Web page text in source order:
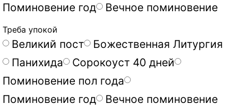
Поминовение год
Вечное поминовение
Треба упокой
Великий пост
Божественная Литургия
Панихида
Сорокоуст 40 дней
Поминовение пол года
Поминовение год
Вечное поминовение